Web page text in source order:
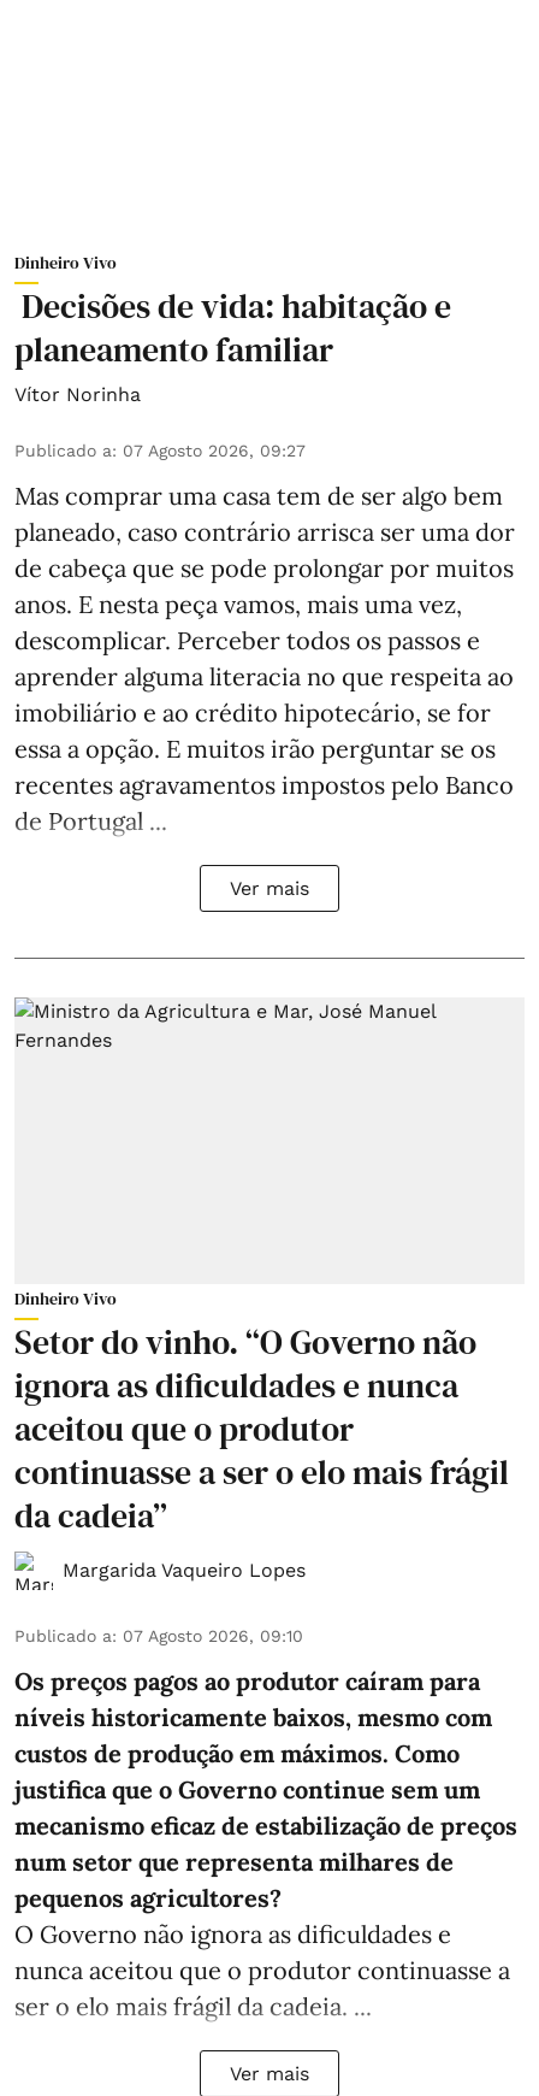
Dinheiro Vivo
Decisões de vida: habitação e
planeamento familiar
Vítor Norinha
Publicado a: 07 Agosto 2026, 09:27
Mas comprar uma casa tem de ser algo bem
planeado, caso contrário arrisca ser uma dor
de cabeça que se pode prolongar por muitos
anos. E nesta peça vamos, mais uma vez,
descomplicar. Perceber todos os passos e
aprender alguma literacia no que respeita ao
imobiliário e ao crédito hipotecário, se for
essa a opção. E muitos irão perguntar se os
recentes agravamentos impostos pelo Banco
de Portugal ...
Ver mais
Dinheiro Vivo
Setor do vinho. “O Governo não
ignora as dificuldades e nunca
aceitou que o produtor
continuasse a ser o elo mais frágil
da cadeia”
Margarida Vaqueiro Lopes
Publicado a: 07 Agosto 2026, 09:10
Os preços pagos ao produtor caíram para
níveis historicamente baixos, mesmo com
custos de produção em máximos. Como
justifica que o Governo continue sem um
mecanismo eficaz de estabilização de preços
num setor que representa milhares de
pequenos agricultores?
O Governo não ignora as dificuldades e
nunca aceitou que o produtor continuasse a
ser o elo mais frágil da cadeia. ...
Ver mais